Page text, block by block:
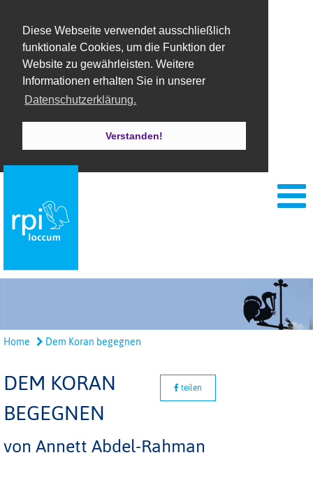
Diese Webseite verwendet ausschließlich
funktionale Cookies, um die Funktion der
Website zu gewährleisten. Weitere
Informationen erhalten Sie in unserer
Datenschutzerklärung.
Verstanden!
Home Dem Koran begegnen
DEM KORAN
BEGEGNEN
teilen
von Annett Abdel-Rahman